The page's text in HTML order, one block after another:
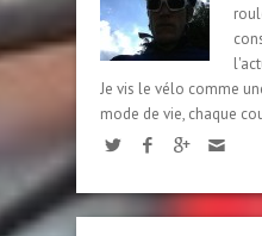
Je vis le vélo comme
mode de vie, chaque